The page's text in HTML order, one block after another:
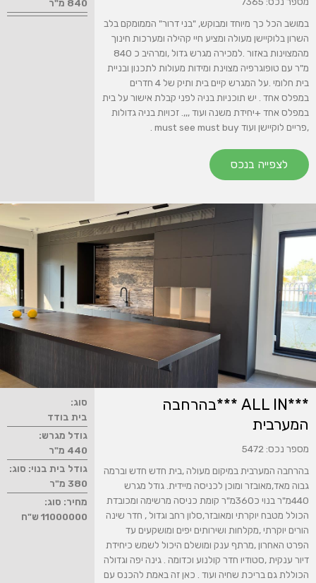
במושב הכל כך מיוחד ומבוקש, "בני דרור" הממומקם בלב
השרון בלוקיישן מעולה ומציע חיי קהילה ומערכות חינוך
מהמצוינות באזור .למכירה מגרש גדול ,ומרהיב כ 840
מ"ר עם טופוגרפיה מצוינת ומידות מעולות לתכנון ובניית
בית חלומי .על המגרש קיים בית ותיק של 4 חדרים
במפלס אחד . יש תוכניות בניה לפני קבלת אישור על בית
במפלס אחד +יחידת משנה ועוד ,,,. זכויות בניה גדולות
,פריים לוקיישן ועוד must see must buy .
לצפייה בנכס
840 מ"ר
***ALL IN ***בהרחבה
המערבית
מספר נכס: 5472
בהרחבה המערבית במיקום מעולה ,בית חדש חדש וברמה
גבוה מאד,מאובזר ומוכן לכניסה מיידית. גודל מגרש
440מ"ר בנוי כ360מ"ר קומת כניסה מרשימה ומכובדת
הכולל מטבח יוקרתי ומאובזר,סלון רחב וגדול , חדר שינה
הורים יוקרתי ,מקלחות ושירותים יפים ומושקעים עד
הפרט האחרון ,מרתף ענק ומושלם היכול לשמש כיחידת
דיור ענקית ,סטודיו חדר קולנוע וכדומה . גינה יפה וגדולה
הכוללת גם בריכת שחיה ועוד . כאן זה באמת להכנס עם
סוג:
בית בודד
גודל מגרש:
440 מ"ר
גודל בית בנוי: סוג:
380 מ"ר
מחיר: סוג:
11000000 ש"ח